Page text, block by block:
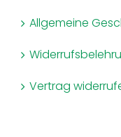
Allgemeine
Vertrag